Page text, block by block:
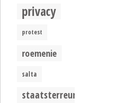
privacy
protest
roemenie
salta
staatsterreur